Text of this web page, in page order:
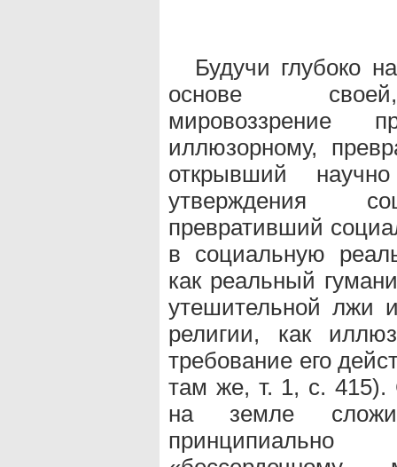
Будучи глубоко
основе своей,
мировоззрение
иллюзорному,
открывший
утверждения
превративший
в социальную
как реальный
утешительной лжи
религии, как
требование его
там же, т. 1, с. 415).
на земле